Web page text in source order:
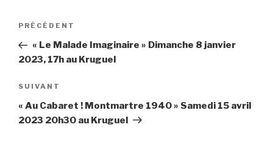
Navigation
l’article
Article
précédent
PRÉCÉDENT
« Le Malade Imaginaire » Dimanche 8 janvier
2023, 17h au Kruguel
Article
suivant
SUIVANT
« Au Cabaret ! Montmartre 1940 » Samedi 15 avril
2023 20h30 au Kruguel